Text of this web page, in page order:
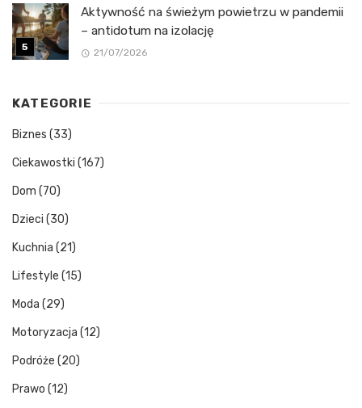
Aktywność na świeżym powietrzu w pandemii
– antidotum na izolację
21/07/2026
KATEGORIE
Biznes (33)
Ciekawostki (167)
Dom (70)
Dzieci (30)
Kuchnia (21)
Lifestyle (15)
Moda (29)
Motoryzacja (12)
Podróże (20)
Prawo (12)